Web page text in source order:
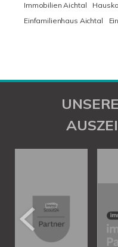
Immobilien Aichtal
Einfamilienhaus Aichtal